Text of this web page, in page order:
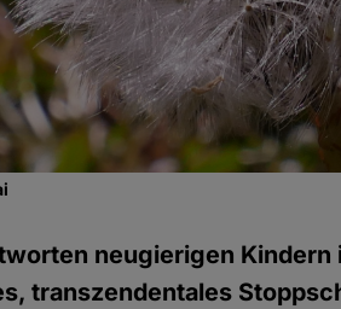
neugierigen Kindern
transzendentales